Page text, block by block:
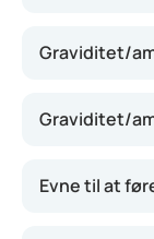
Graviditet/
Graviditet/
Evne til at